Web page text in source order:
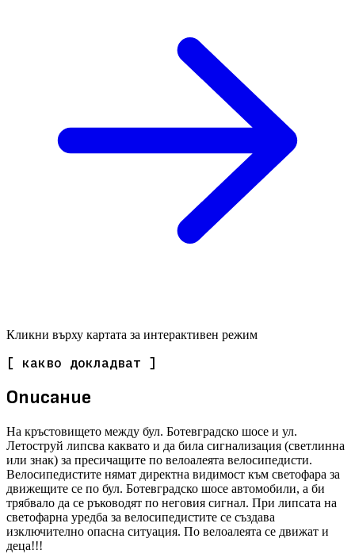
Кликни върху картата за интерактивен режим
[ какво докладват ]
Описание
На кръстовището между бул. Ботевградско шосе и ул.
Летоструй липсва каквато и да била сигнализация (светлинна
или знак) за пресичащите по велоалеята велосипедисти.
Велосипедистите нямат директна видимост към светофара за
движещите се по бул. Ботевградско шосе автомобили, а би
трябвало да се ръководят по неговия сигнал. При липсата на
светофарна уредба за велосипедистите се създава
изключително опасна ситуация. По велоалеята се движат и
деца!!!